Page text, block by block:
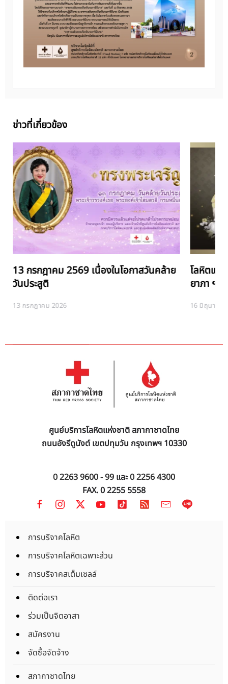
ข่าวที่เกี่ยวข้อง
13 กรกฎาคม 2569 เนื่องในโอกาสวันคล้าย
วันประสูติ
13 กรกฎาคม 2026
โลหิตแห่
ยาภา ฯ
16 มิถุนายน
ศูนย์บริการโลหิตแห่งชาติ สภากาชาดไทย
ถนนอังรีดูนังต์ เขตปทุมวัน กรุงเทพฯ 10330
0 2263 9600 - 99 และ0 2256 4300
FAX. 0 2255 5558
การบริจาคโลหิต
การบริจาคโลหิตเฉพาะส่วน
การบริจาคสเต็มเซลล์
ติดต่อเรา
ร่วมเป็นจิตอาสา
สมัครงาน
จัดซื้อจัดจ้าง
สภากาชาดไทย